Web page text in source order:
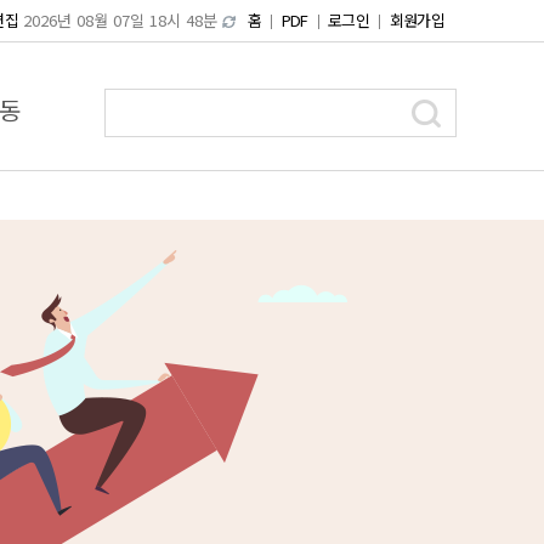
홈 PDF 로그인 회원가입
2026년 08월 07일 18시 48분